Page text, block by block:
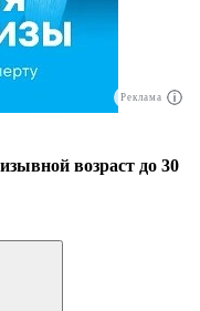
Реклама
возраст до 30